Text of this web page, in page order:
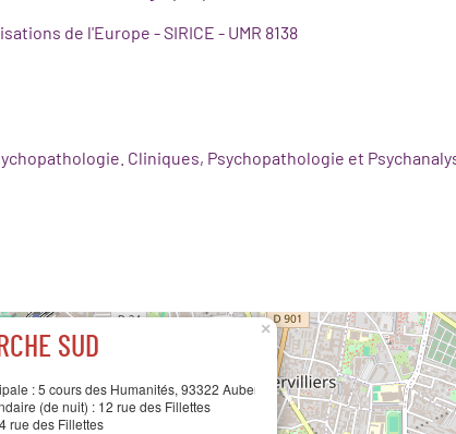
de l'Europe - SIRICE - UMR 8138
Cliniques, Psychopathologie et
SUD
:5 cours des Humanités, 93322 Aubervilliers cedex
(de nuit) : 12 rue des Fillettes
rue des Fillettes
×